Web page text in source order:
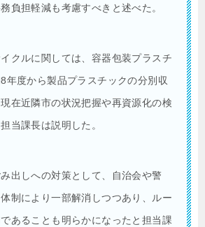
負担軽減も考慮すべきと述べた。
クルに関しては、容器包装プラスチ
年度から製品プラスチックの分別収
在近隣市の状況把握や再資源化の検
当課長は説明した。
出しへの対策として、自治会や警
制により一部解消しつつあり、ルー
あることも明らかになったと担当課